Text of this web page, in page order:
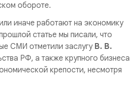
обороте.
иначе работают на экономику
статье мы писали, что
СМИ отметили заслугу В. В.
РФ, а также крупного бизнеса
крепости, несмотря